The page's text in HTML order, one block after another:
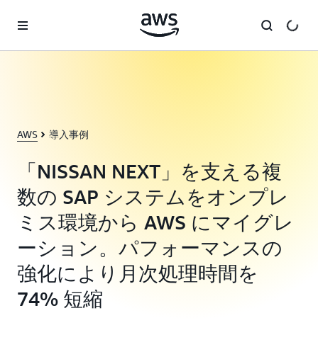
AWS 導入事例
「NISSAN NEXT」を支える複
数の SAP システムをオンプレ
ミス環境から AWS にマイグレ
ーション。パフォーマンスの
強化により月次処理時間を
74% 短縮